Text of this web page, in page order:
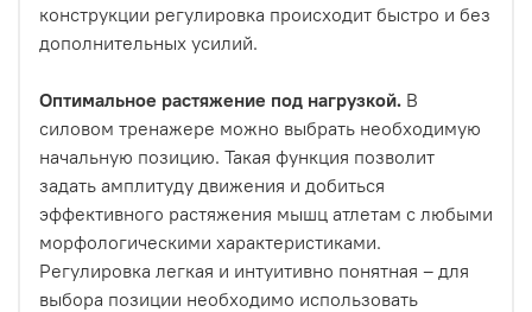
конструкции регулировка происходит быстро и без
дополнительных усилий.
Оптимальное растяжение под нагрузкой. В
силовом тренажере можно выбрать необходимую
начальную позицию. Такая функция позволит
задать амплитуду движения и добиться
эффективного растяжения мышц атлетам с любыми
морфологическими характеристиками.
Регулировка легкая и интуитивно понятная – для
выбора позиции необходимо использовать